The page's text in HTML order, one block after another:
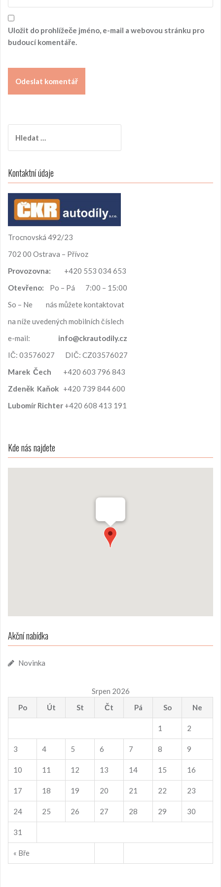
Uložit do prohlížeče jméno, e-mail a webovou stránku pro
budoucí komentáře.
h
e
á
n
Kontaktní údaje
Trocnovská 492/23
702 00 Ostrava – Přívoz
Provozovna:
+420 553 034 653
Otevřeno: Po – Pá 7:00 – 15:00
So – Ne nás můžete kontaktovat
na níže uvedených mobilních číslech
e-mail: info@ckrautodily.cz
IČ: 03576027 DIČ: CZ03576027
Marek Čech
+420 603 796 843
Zdeněk Kaňok +420 739 844 600
Lubomír Richter +420 608 413 191
Kde nás najdete
Akční nabídka
Novinka
Srpen 2026
Po
Út St Čt Pá So Ne
« Bře
1 2
3 4 5 6 7 8 9
10 11 12 13 14 15 16
17 18 19 20 21 22 23
24 25 26 27 28 29 30
31